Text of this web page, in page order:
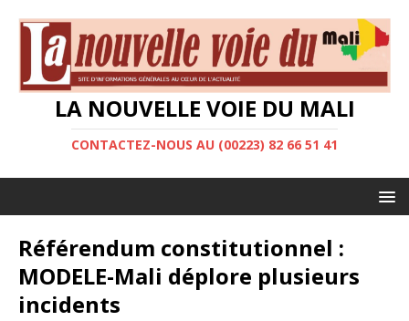
LA NOUVELLE VOIE DU MALI
CONTACTEZ-NOUS AU (00223) 82 66 51 41
Référendum constitutionnel :
MODELE-Mali déplore plusieurs
incidents